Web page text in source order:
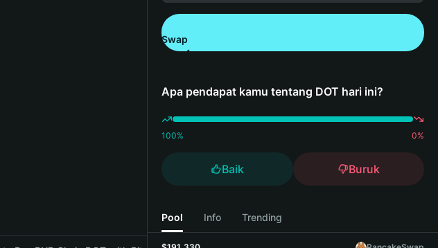
Swap
Apa pendapat kamu tentang DOT hari ini?
100% 0%
Baik Buruk
Pool Info Trending